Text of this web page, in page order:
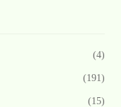
(4)
(191)
(15)